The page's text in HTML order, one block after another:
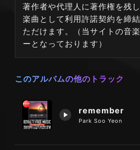
著作者や代理人に著作権を残
楽曲として利用許諾契約を締
ただけます。（当サイトの音
ーとなっております）
このアルバムの他のトラック
remember
Park Soo Yeon